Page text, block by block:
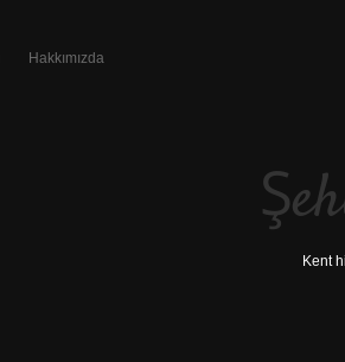
Hakkımızda
Kent